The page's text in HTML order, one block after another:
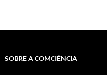
SOBRE A COMCIÊNCIA